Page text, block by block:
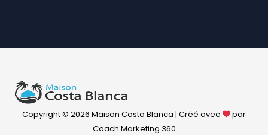
Copyright © 2026 Maison Costa Blanca | Créé avec
par
Coach Marketing 360